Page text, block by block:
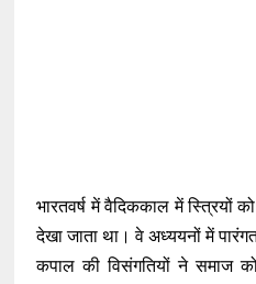
भारतवर्ष में वैदिककाल में स्त्रियों
देखा जाता था। वे अध्ययनों में
कपाल की विसंगतियों ने समाज